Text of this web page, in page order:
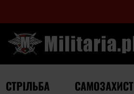
СТРІЛЬБА САМОЗАХИСТ